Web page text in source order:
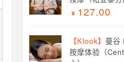
127.00
【Klook】 曼谷
按摩体验（